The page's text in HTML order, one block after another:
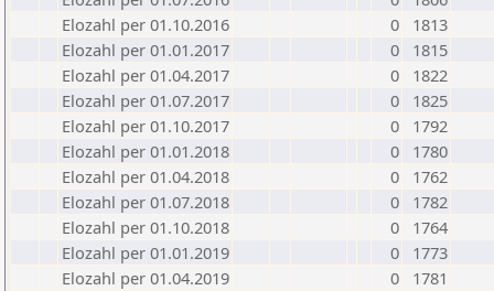
Elozahl per 01.10.2016
0
1813
Elozahl per 01.01.2017
0
1815
Elozahl per 01.04.2017
0
1822
Elozahl per 01.07.2017
0
1825
Elozahl per 01.10.2017
0
1792
Elozahl per 01.01.2018
0
1780
Elozahl per 01.04.2018
0
1762
Elozahl per 01.07.2018
0
1782
Elozahl per 01.10.2018
0
1764
Elozahl per 01.01.2019
0
1773
Elozahl per 01.04.2019
0
1781